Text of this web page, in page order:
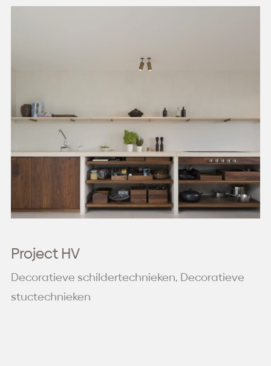
Project HV
Decoratieve schildertechnieken, Decoratieve
stuctechnieken